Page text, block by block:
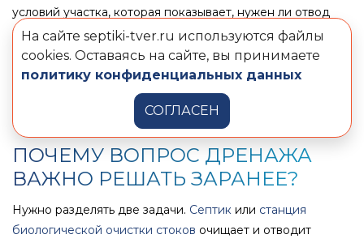
условий участка, которая показывает, нужен ли отвод
грунтовых и поверхностных вод для нормальной работы
автономной канализации. Такая проверка помогает
правильно подобрать септик, избежать подтопления
котлована, лишних расходов на монтаж и проблем в
ПОЧЕМУ ВОПРОС ДРЕНАЖА
ВАЖНО РЕШАТЬ ЗАРАНЕЕ?
Нужно разделять две задачи. Септик или станция
биологической очистки стоков очищает и отводит
На сайте septiki-tver.ru используются файлы
cookies. Оставаясь на сайте, вы принимаете
политику конфиденциальных данных
СОГЛАСЕН